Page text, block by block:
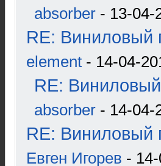
absorber - 13-04-
RE: Виниловый
element - 14-04-
RE: Виниловый
absorber - 14-04-
RE: Виниловый
Евген Игорев -